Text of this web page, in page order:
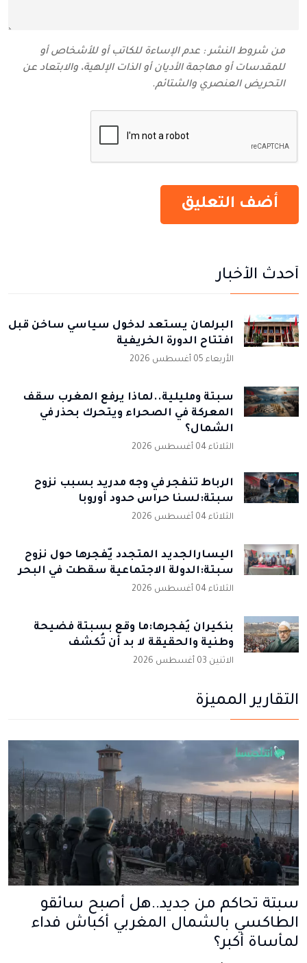
من شروط النشر : عدم الإساءة للكاتب أو للأشخاص أو
للمقدسات أو مهاجمة الأديان أو الذات الإلهية، والابتعاد عن
التحريض العنصري والشتائم‬.
أحدث الأخبار
البرلمان يستعد لدخول سياسي ساخن قبل
افتتاح الدورة الخريفية
الأربعاء 05 أغسطس 2026
سبتة ومليلية..لماذا يرفع المغرب سقف
المعركة في الصحراء ويتحرك بحذر في
الشمال؟
الثلاثاء 04 أغسطس 2026
الرباط تنفجر في وجه مدريد بسبب نزوح
سبتة:لسنا حراس حدود أوروبا
الثلاثاء 04 أغسطس 2026
اليسارالجديد المتجدد يٌفجرها حول نزوح
سبتة:الدولة الاجتماعية سقطت في البحر
الثلاثاء 04 أغسطس 2026
بنكيران يُفجرها:ما وقع بسبتة فضيحة
وطنية والحقيقة لا بد أن تُكشف
الاثنين 03 أغسطس 2026
التقارير المميزة
سبتة تحاكم من جديد..هل أصبح سائقو
الطاكسي بالشمال المغربي أكباش فداء
لمأساة أكبر؟